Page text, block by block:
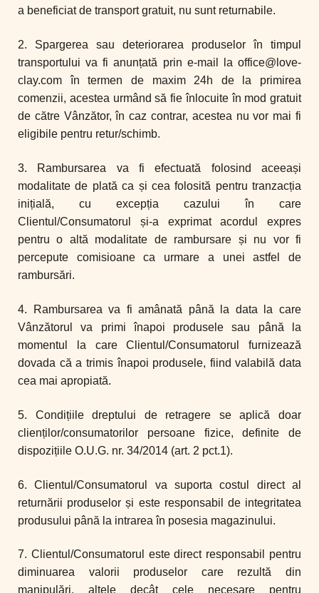
a beneficiat de transport gratuit, nu sunt returnabile.
2. Spargerea sau deteriorarea produselor în timpul
transportului va fi anunțată prin e-mail la office@love-
clay.com în termen de maxim 24h de la primirea
comenzii, acestea urmând să fie înlocuite în mod gratuit
de către Vânzător, în caz contrar, acestea nu vor mai fi
eligibile pentru retur/schimb.
3. Rambursarea va fi efectuată folosind aceeași
modalitate de plată ca și cea folosită pentru tranzacția
inițială, cu excepția cazului în care
Clientul/Consumatorul și-a exprimat acordul expres
pentru o altă modalitate de rambursare și nu vor fi
percepute comisioane ca urmare a unei astfel de
rambursări.
4. Rambursarea va fi amânată până la data la care
Vânzătorul va primi înapoi produsele sau până la
momentul la care Clientul/Consumatorul furnizează
dovada că a trimis înapoi produsele, fiind valabilă data
cea mai apropiată.
5. Condițiile dreptului de retragere se aplică doar
clienților/consumatorilor persoane fizice, definite de
dispozițiile O.U.G. nr. 34/2014 (art. 2 pct.1).
6. Clientul/Consumatorul va suporta costul direct al
returnării produselor și este responsabil de integritatea
produsului până la intrarea în posesia magazinului.
7. Clientul/Consumatorul este direct responsabil pentru
diminuarea valorii produselor care rezultă din
manipulări, altele decât cele necesare pentru